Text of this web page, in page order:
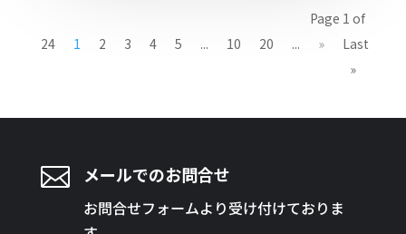
Page 1 of
24
1 2 3 4 5 ... 10 20 ... »
Last
»
 メールでのお問合せ
お問合せフォームより受け付けておりま